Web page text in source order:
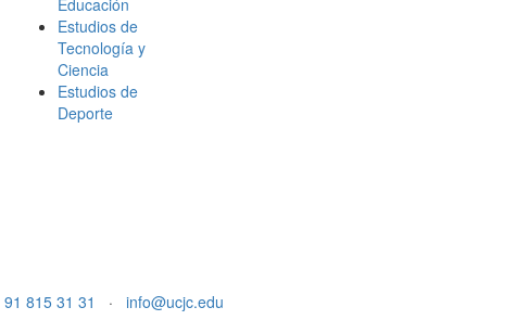
Estudios de
Tecnología y
Ciencia
Estudios de
Deporte
91 815 31 31 · info@ucjc.edu